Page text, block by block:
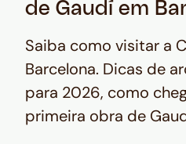
de Gaudí em
Saiba como visitar a
Barcelona. Dicas de
para 2026, como
primeira obra de